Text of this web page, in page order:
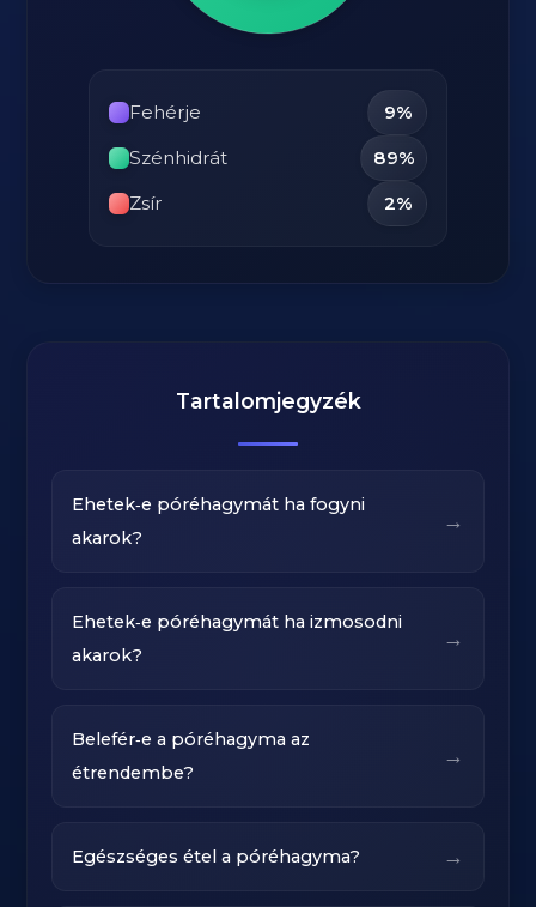
Fehérje
9%
Szénhidrát
89%
Zsír
2%
Tartalomjegyzék
Ehetek‑e póréhagymát ha fogyni
akarok?
→
Ehetek‑e póréhagymát ha izmosodni
akarok?
→
Belefér‑e a póréhagyma az
étrendembe?
→
Egészséges étel a póréhagyma? →